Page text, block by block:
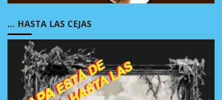
… HASTA LAS CEJAS